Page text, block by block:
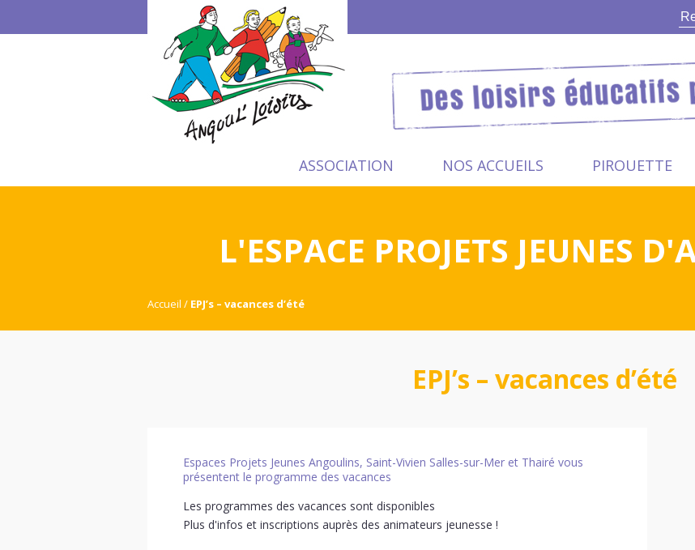
ASSOCIATION NOS ACCUEILS PIROUETTE
L'ESPACE PROJETS JEUNES
Accueil EPJ’s – vacances d’été
EPJ’s – vacances d’été
Espaces Projets Jeunes Angoulins, Saint-Vivien Salles-sur-Mer et Thairé vous
présentent le programme des vacances
Les programmes des vacances sont disponibles
Plus d'infos et inscriptions auprès des animateurs jeunesse !